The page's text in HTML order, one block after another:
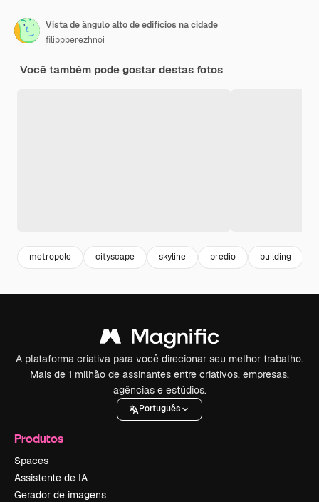
Vista de ângulo alto de edifícios na cidade
filippberezhnoi
Você também pode gostar destas fotos
metropole cityscape skyline predio building
A plataforma criativa para você direcionar seu melhor trabalho.
Mais de 1 milhão de assinantes entre criativos, empresas,
agências e estúdios.
Português
Produtos
Spaces
Assistente de IA
Gerador de imagens